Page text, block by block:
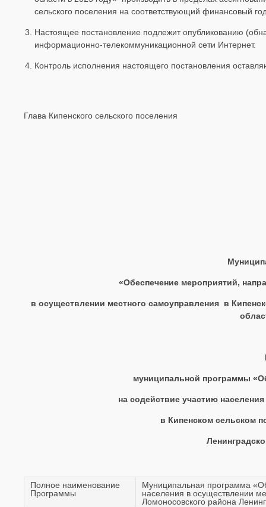
сельского поселения на соответствующий финансовый
Настоящее постановление подлежит опубликованию
информационно-телекоммуникационной сети Интернет.
Контроль исполнения настоящего постановления
Глава Кипенского сельского
«Обеспечение мероприятий,
в осуществлении местного самоуправления в
муниципальной программы
на содействие участию
в Кипенском сельском
Полное наименование
Программы
Муниципальная программа
населения в осуществлении
Ломоносовского района